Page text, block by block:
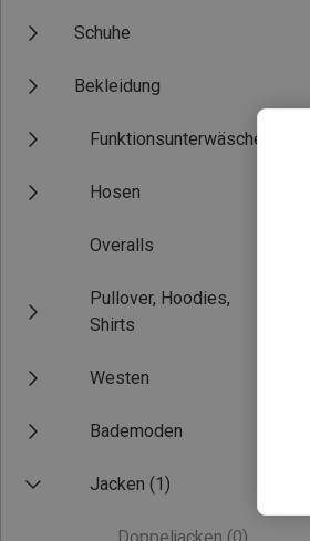
Schuhe
Bekleidung
Funktionsunterwäsche
Hosen
Overalls
Pullover, Hoodies,
Shirts
Westen
Bademoden
Jacken (1)